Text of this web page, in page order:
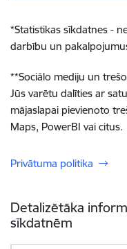
*Statistikas sīkdatnes -
darbību un
**Sociālo mediju un
Jūs varētu dalīties ar
mājaslapai pievienoto
Maps, PowerBI vai citus.
Privātuma politika
Detalizētāka
sīkdatnēm